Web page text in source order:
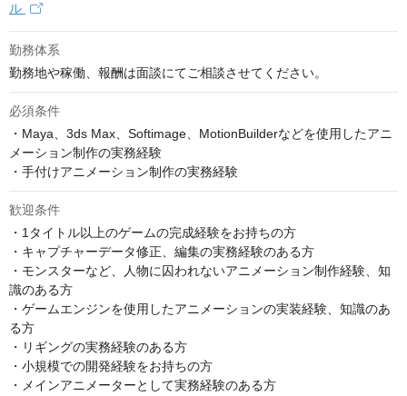
ル
勤務体系
勤務地や稼働、報酬は面談にてご相談させてください。
必須条件
・Maya、3ds Max、Softimage、MotionBuilderなどを使用したアニ
メーション制作の実務経験
・手付けアニメーション制作の実務経験
歓迎条件
・1タイトル以上のゲームの完成経験をお持ちの方
・キャプチャーデータ修正、編集の実務経験のある方
・モンスターなど、人物に囚われないアニメーション制作経験、知
識のある方
・ゲームエンジンを使用したアニメーションの実装経験、知識のあ
る方
・リギングの実務経験のある方
・小規模での開発経験をお持ちの方
・メインアニメーターとして実務経験のある方